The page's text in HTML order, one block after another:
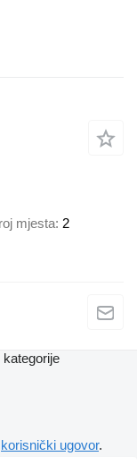
mjesta 2
korisnički ugovor.